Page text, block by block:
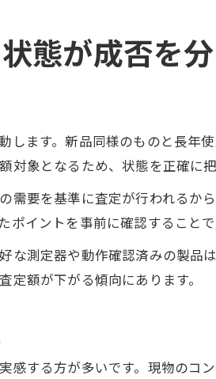
態が成否を
ます。新品同様のものと長年
象となるため、状態を正確に
需要を基準に査定が行われるか
イントを事前に確認すること
な測定器や動作確認済みの製品
額が下がる傾向にあります。
感する方が多いです。現物のコ